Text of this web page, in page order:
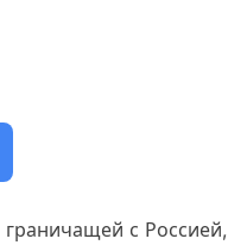
с Россией,